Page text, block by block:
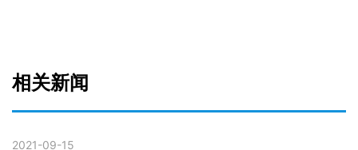
相关新闻
2021-09-15